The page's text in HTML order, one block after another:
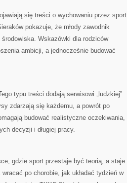
się treści o wychowaniu przez sport
pokazuje, że młody zawodnik
Wskazówki dla rodziców
ambicji, a jednocześnie budować
typu treści dodają serwisowi „ludzkiej”
zdarzają się każdemu, a powrót po
budować realistyczne oczekiwania,
decyzji i długiej pracy.
gdzie sport przestaje być teorią, a staje
po chorobie, jak układać tydzień w